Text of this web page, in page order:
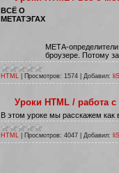
ВСЁ О
МЕТАТЭГАХ
МЕТА-
броузере. Потому
HTML Просмотров: 1574 Добавил: liS
Уроки HTML / работа
В этом уроке мы расскажем как
HTML Просмотров: 4047 Добавил: liS